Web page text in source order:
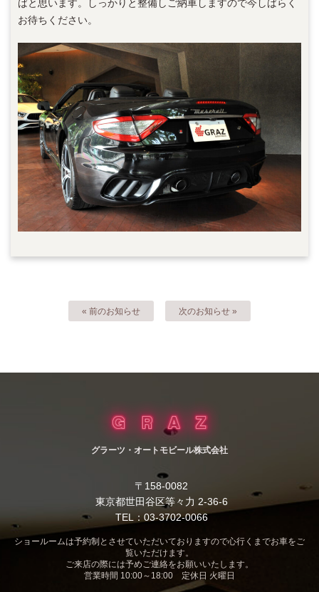
ばと思います。しっかりと整備しご納車しますので今しばらく
お待ちください。
« 前のお知らせ 次のお知らせ »
グラーツ・オートモビール株式会社
〒158-0082
東京都世田谷区等々力 2-36-6
TEL：03-3702-0066
ショールームは予約制とさせていただいておりますので心行くまでお車をご
覧いただけます。
ご来店の際には予めご連絡をお願いいたします。
営業時間 10:00～18:00 定休日 火曜日